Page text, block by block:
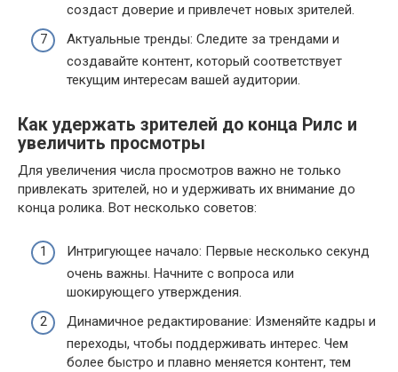
создаст доверие и привлечет новых зрителей.
Актуальные тренды: Следите за трендами и
создавайте контент, который соответствует
текущим интересам вашей аудитории.
Как удержать зрителей до конца Рилс и
увеличить просмотры
Для увеличения числа просмотров важно не только
привлекать зрителей, но и удерживать их внимание до
конца ролика. Вот несколько советов:
Интригующее начало: Первые несколько секунд
очень важны. Начните с вопроса или
шокирующего утверждения.
Динамичное редактирование: Изменяйте кадры и
переходы, чтобы поддерживать интерес. Чем
более быстро и плавно меняется контент, тем